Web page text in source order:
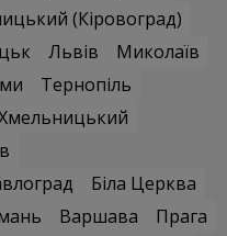
(Кіровоград)
Львів
Миколаїв
Тернопіль
Біла Церква
Варшава
Прага